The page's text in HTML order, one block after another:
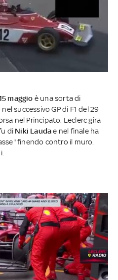
maggio è una sorta di
successivo GP di F1 del 29
nel Principato. Leclerc gira
di Niki Laudae nel finale ha
finendo contro il muro.